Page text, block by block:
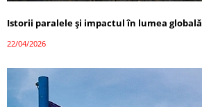
Istorii paralele și impactul în lumea globală
22/04/2026